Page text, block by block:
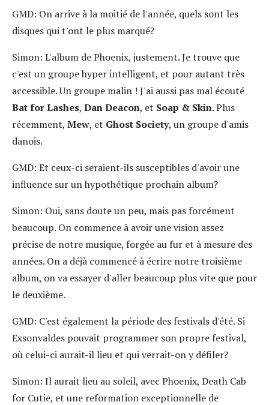
GMD: On arrive à la moitié de l'année, quels sont les
disques qui t'ont le plus marqué?
Simon: L'album de Phoenix, justement. Je trouve que
c'est un groupe hyper intelligent, et pour autant très
accessible. Un groupe malin ! J'ai aussi pas mal écouté
Bat for Lashes, Dan Deacon, et Soap & Skin. Plus
récemment, Mew, et Ghost Society, un groupe d'amis
danois.
GMD: Et ceux-ci seraient-ils susceptibles d'avoir une
influence sur un hypothétique prochain album?
Simon: Oui, sans doute un peu, mais pas forcément
beaucoup. On commence à avoir une vision assez
précise de notre musique, forgée au fur et à mesure des
années. On a déjà commencé à écrire notre troisième
album, on va essayer d'aller beaucoup plus vite que pour
le deuxième.
GMD: C'est également la période des festivals d'été. Si
Exsonvaldes pouvait programmer son propre festival,
où celui-ci aurait-il lieu et qui verrait-on y défiler?
Simon: Il aurait lieu au soleil, avec Phoenix, Death Cab
for Cutie, et une reformation exceptionnelle de